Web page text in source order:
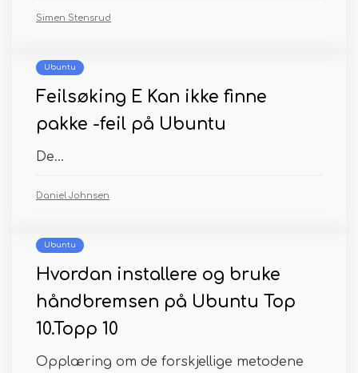
Simen Stensrud
Ubuntu
Feilsøking E Kan ikke finne
pakke -feil på Ubuntu
De...
Daniel Johnsen
Ubuntu
Hvordan installere og bruke
håndbremsen på Ubuntu Top
10.Topp 10
Opplæring om de forskjellige metodene